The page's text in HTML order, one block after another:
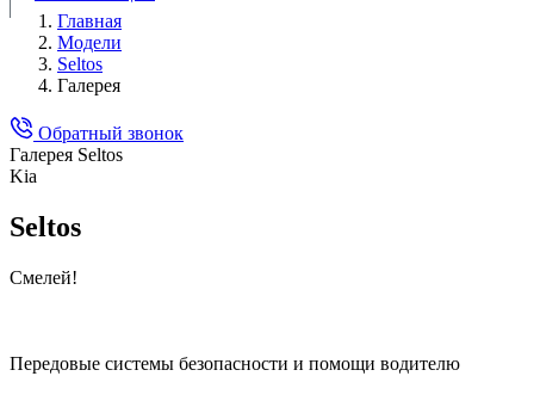
Главная
Модели
Seltos
Галерея
Обратный звонок
Галерея Seltos
Kia
Seltos
Смелей!
Передовые системы безопасности и помощи водителю